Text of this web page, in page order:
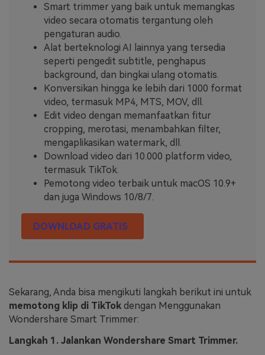
Smart trimmer yang baik untuk memangkas
video secara otomatis tergantung oleh
pengaturan audio.
Alat berteknologi AI lainnya yang tersedia
seperti pengedit subtitle, penghapus
background, dan bingkai ulang otomatis.
Konversikan hingga ke lebih dari 1000 format
video, termasuk MP4, MTS, MOV, dll.
Edit video dengan memanfaatkan fitur
cropping, merotasi, menambahkan filter,
mengaplikasikan watermark, dll.
Download video dari 10.000 platform video,
termasuk TikTok.
Pemotong video terbaik untuk macOS 10.9+
dan juga Windows 10/8/7.
DOWNLOAD GRATIS
Sekarang, Anda bisa mengikuti langkah berikut ini untuk
memotong klip di TikTok dengan Menggunakan
Wondershare Smart Trimmer:
Langkah 1. Jalankan Wondershare Smart Trimmer.